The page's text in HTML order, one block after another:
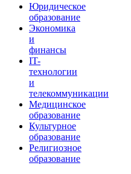
Юридическое
образование
Экономика
и
финансы
IT-
технологии
и
телекоммуникации
Медицинское
образование
Культурное
образование
Религиозное
образование